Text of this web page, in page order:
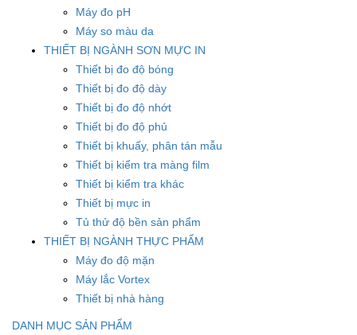
Máy đo pH
Máy so màu da
THIẾT BỊ NGÀNH SƠN MỰC IN
Thiết bị đo độ bóng
Thiết bị đo độ dày
Thiết bị đo độ nhớt
Thiết bị đo độ phủ
Thiết bị khuấy, phân tán mẫu
Thiết bị kiểm tra màng film
Thiết bị kiểm tra khác
Thiết bị mực in
Tủ thử độ bền sản phẩm
THIẾT BỊ NGÀNH THỰC PHẨM
Máy đo độ mặn
Máy lắc Vortex
Thiết bị nhà hàng
DANH MỤC SẢN PHẨM